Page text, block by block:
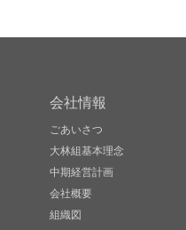
会社情報
ごあいさつ
大林組基本理念
中期経営計画
会社概要
組織図